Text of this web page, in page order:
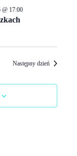
@ 17:00
Następny dzień